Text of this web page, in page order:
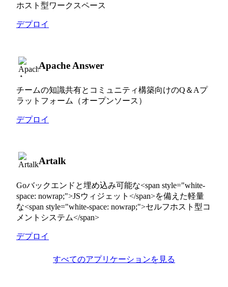
ホスト型ワークスペース
デプロイ
Apache Answer
チームの知識共有とコミュニティ構築向けのQ＆Aプ
ラットフォーム（オープンソース）
デプロイ
Artalk
Goバックエンドと埋め込み可能な<span style="white-
space: nowrap;">JSウィジェット</span>を備えた軽量
な<span style="white-space: nowrap;">セルフホスト型コ
メントシステム</span>
デプロイ
すべてのアプリケーションを見る